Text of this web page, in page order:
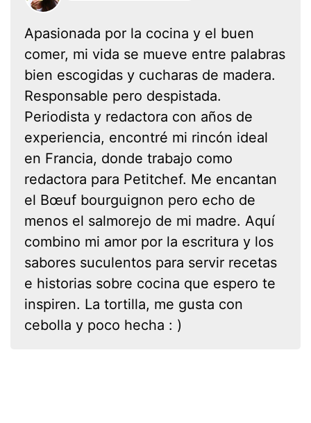
Apasionada por la cocina y el buen
comer, mi vida se mueve entre palabras
bien escogidas y cucharas de madera.
Responsable pero despistada.
Periodista y redactora con años de
experiencia, encontré mi rincón ideal
en Francia, donde trabajo como
redactora para Petitchef. Me encantan
el Bœuf bourguignon pero echo de
menos el salmorejo de mi madre. Aquí
combino mi amor por la escritura y los
sabores suculentos para servir recetas
e historias sobre cocina que espero te
inspiren. La tortilla, me gusta con
cebolla y poco hecha : )